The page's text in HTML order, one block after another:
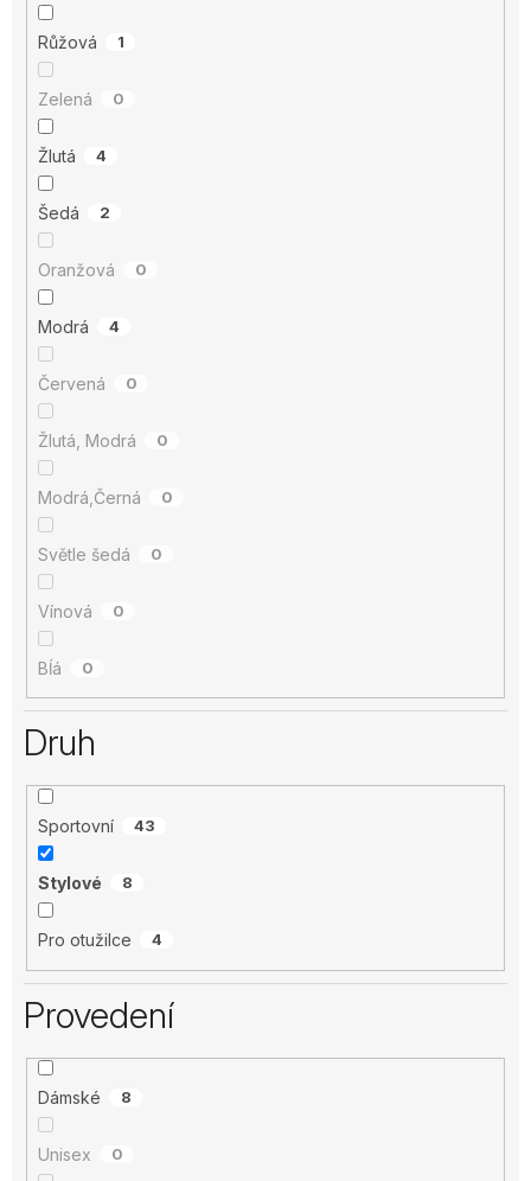
Růžová 1
Zelená 0
Žlutá 4
Šedá 2
Oranžová 0
Modrá 4
Červená 0
Žlutá, Modrá 0
Modrá,Černá 0
Světle šedá 0
Vínová 0
Bĺá 0
Druh
Sportovní 43
Stylové 8
Pro otužilce 4
Provedení
Dámské 8
Unisex 0